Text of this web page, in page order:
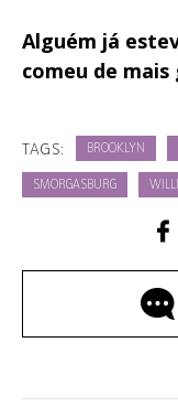
Alguém já
comeu de
TAGS: BROOKLYN
SMORGASBURG